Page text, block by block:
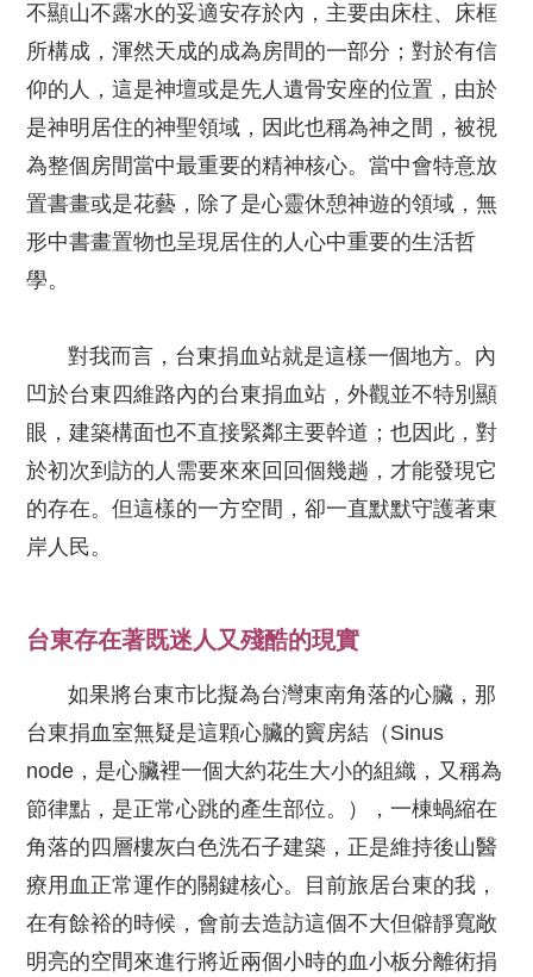
不顯山不露水的妥適安存於內，主要由床柱、床框
所構成，渾然天成的成為房間的一部分；對於有信
仰的人，這是神壇或是先人遺骨安座的位置，由於
是神明居住的神聖領域，因此也稱為神之間，被視
為整個房間當中最重要的精神核心。當中會特意放
置書畫或是花藝，除了是心靈休憩神遊的領域，無
形中書畫置物也呈現居住的人心中重要的生活哲
學。
對我而言，台東捐血站就是這樣一個地方。內
凹於台東四維路內的台東捐血站，外觀並不特別顯
眼，建築構面也不直接緊鄰主要幹道；也因此，對
於初次到訪的人需要來來回回個幾趟，才能發現它
的存在。但這樣的一方空間，卻一直默默守護著東
岸人民。
台東存在著既迷人又殘酷的現實
如果將台東市比擬為台灣東南角落的心臟，那
台東捐血室無疑是這顆心臟的竇房結（Sinus
node，是心臟裡一個大約花生大小的組織，又稱為
節律點，是正常心跳的產生部位。），一棟蝸縮在
角落的四層樓灰白色洗石子建築，正是維持後山醫
療用血正常運作的關鍵核心。目前旅居台東的我，
在有餘裕的時候，會前去造訪這個不大但僻靜寬敞
明亮的空間來進行將近兩個小時的血小板分離術捐